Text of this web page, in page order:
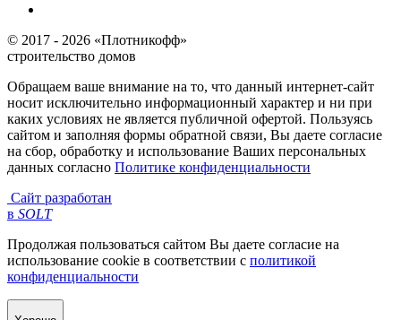
© 2017 - 2026 «Плотникофф»
строительство домов
Обращаем ваше внимание на то, что данный интернет-сайт
носит исключительно информационный характер и ни при
каких условиях не является публичной офертой. Пользуясь
сайтом и заполняя формы обратной связи, Вы даете согласие
на сбор, обработку и использование Ваших персональных
данных согласно Политике конфиденциальности
Сайт разработан
в SOLT
Продолжая пользоваться сайтом Вы даете согласие на
использование cookie в соответствии с политикой
конфиденциальности